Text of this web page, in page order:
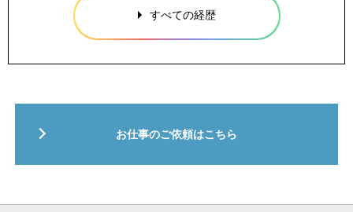
すべての経歴
お仕事のご依頼はこちら